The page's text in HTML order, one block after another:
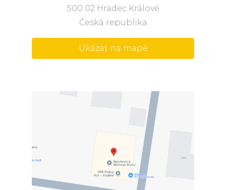
500 02 Hradec Králové
Česká republika
Ukázat na mapě